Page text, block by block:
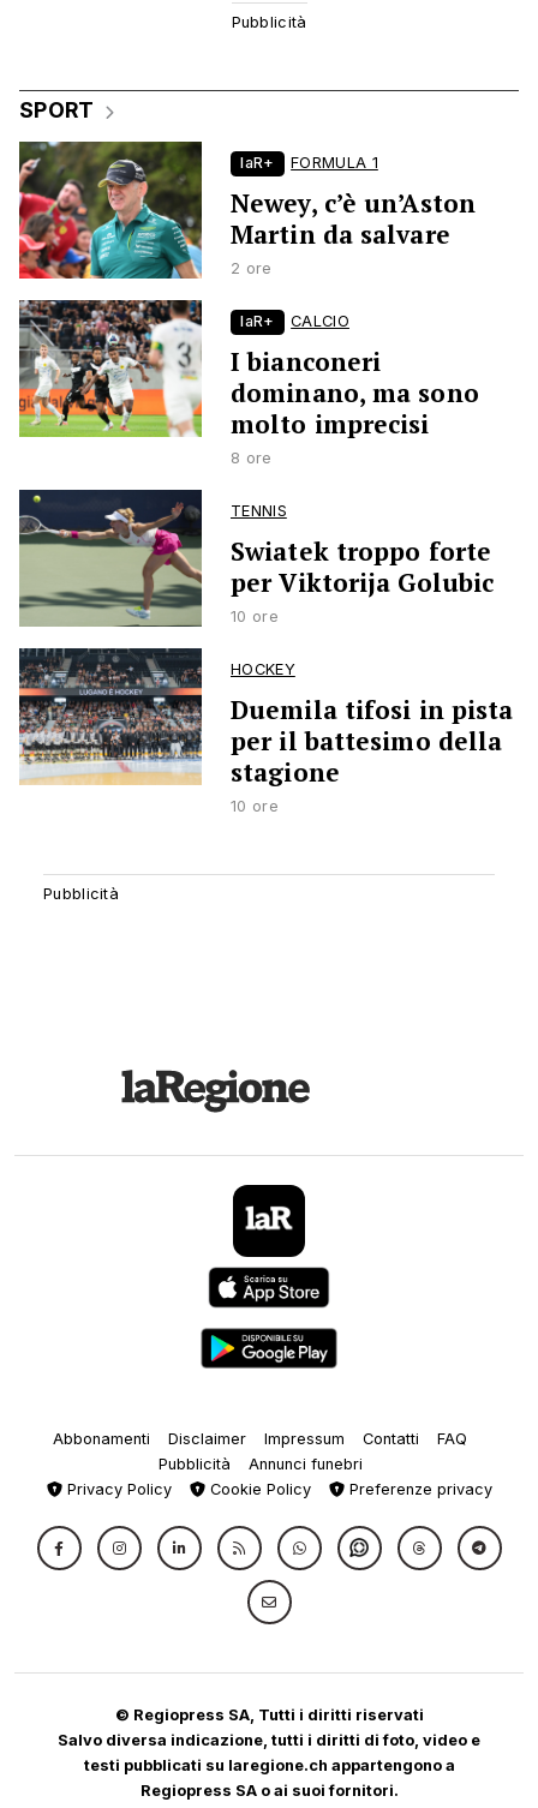
SPORT
laR+ FORMULA 1
Newey, c’è un’Aston
Martin da salvare
2 ore
laR+ CALCIO
I bianconeri
dominano, ma sono
molto imprecisi
8 ore
TENNIS
Swiatek troppo forte
per Viktorija Golubic
10 ore
HOCKEY
Duemila tifosi in pista
per il battesimo della
stagione
10 ore
Abbonamenti Disclaimer Impressum Contatti
FAQ
Pubblicità
Annunci funebri
Privacy Policy
Cookie Policy Preferenze privacy
© Regiopress SA, Tutti i diritti riservati
Salvo diversa indicazione, tutti i diritti di foto, video e
testi pubblicati su laregione.ch appartengono a
Regiopress SA o ai suoi fornitori.